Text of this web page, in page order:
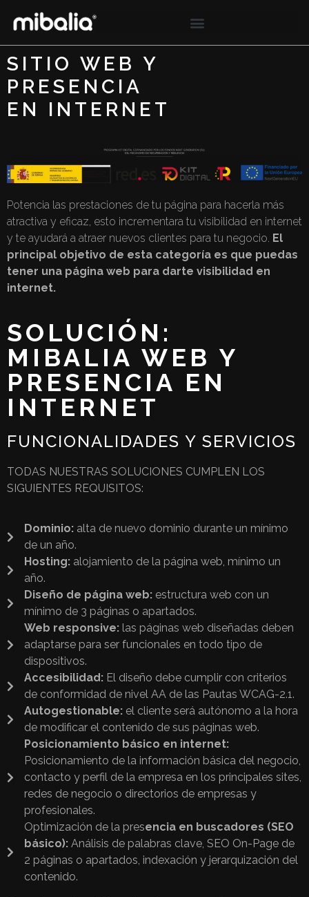
SITIO WEB Y
PRESENCIA
EN INTERNET
Potencia las prestaciones de tu página para hacerla más
atractiva y eficaz, esto incrementara tu visibilidad en internet
y te ayudará a atraer nuevos clientes para tu negocio. El
principal objetivo de esta categoría es que puedas
tener una página web para darte visibilidad en
internet.
SOLUCIÓN:
MIBALIA WEB Y
PRESENCIA EN
INTERNET
FUNCIONALIDADES Y SERVICIOS
TODAS NUESTRAS SOLUCIONES CUMPLEN LOS
SIGUIENTES REQUISITOS:
Dominio: alta de nuevo dominio durante un mínimo
de un año.
Hosting: alojamiento de la página web, mínimo un
año.
Diseño de página web: estructura web con un
mínimo de 3 páginas o apartados.
Web responsive: las páginas web diseñadas deben
adaptarse para ser funcionales en todo tipo de
dispositivos.
Accesibilidad: El diseño debe cumplir con criterios
de conformidad de nivel AA de las Pautas WCAG-2.1.
Autogestionable: el cliente será autónomo a la hora
de modificar el contenido de sus páginas web.
Posicionamiento básico en internet:
Posicionamiento de la información básica del negocio,
contacto y perfil de la empresa en los principales sites,
redes de negocio o directorios de empresas y
profesionales.
Optimización de la presencia en buscadores (SEO
básico): Análisis de palabras clave, SEO On-Page de
2 páginas o apartados, indexación y jerarquización del
contenido.